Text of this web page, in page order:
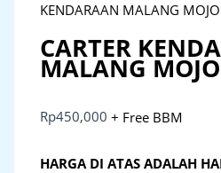
KENDARAAN MALANG
CARTER
MALANG
Rp450,000 + Free BBM
HARGA DI ATAS ADALAH